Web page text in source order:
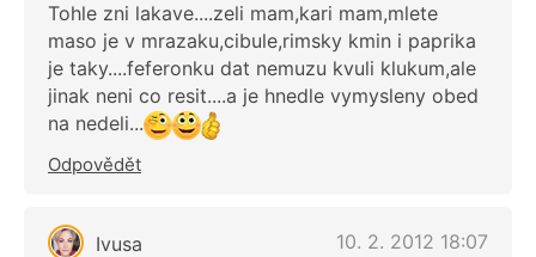
Tohle zni lakave....zeli mam,kari mam,mlete
maso je v mrazaku,cibule,rimsky kmin i paprika
je taky....feferonku dat nemuzu kvuli klukum,ale
jinak neni co resit....a je hnedle vymysleny obed
na nedeli...
Odpovědět
Ivusa
10. 2. 2012 18:07